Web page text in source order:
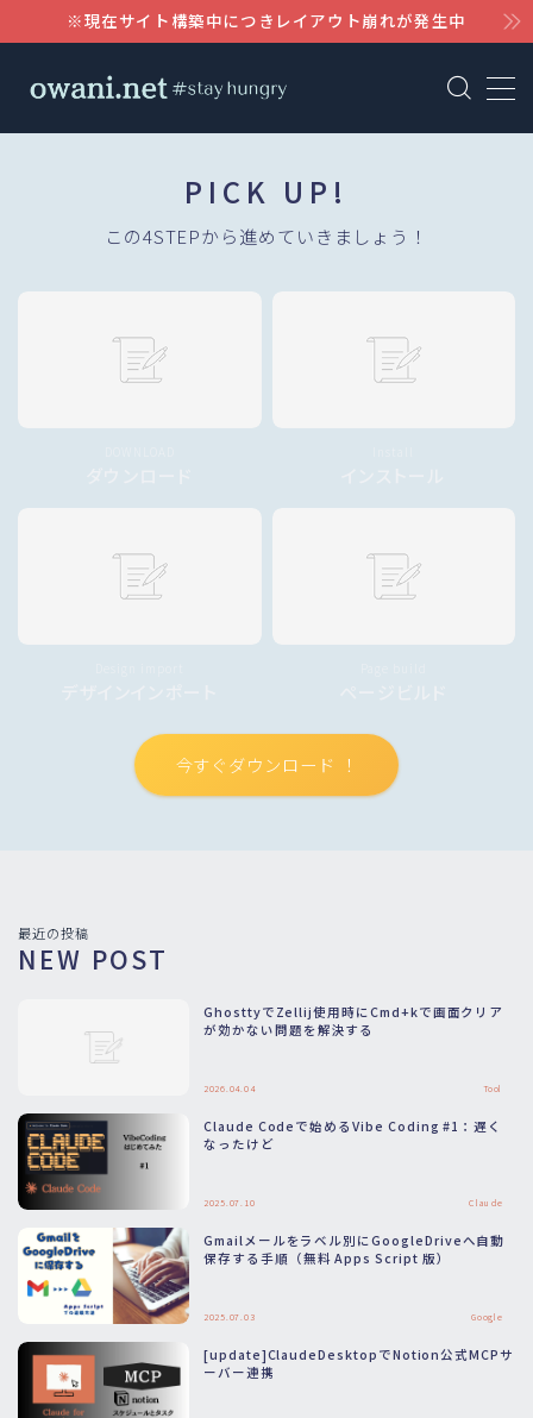
※現在サイト構築中につきレイアウト崩れが発生中
MENU
WordPress
PICK UP!
この4STEPから進めていきましょう！
今すぐダウンロード ！
最近の投稿
NEW POST
GhosttyでZellij使用時にCmd+kで画面クリア
が効かない問題を解決する
2026.04.04 Tool
Claude Codeで始めるVibe Coding #1：遅く
なったけど
2025.07.10 Claude
Gmailメールをラベル別にGoogleDriveへ自動
保存する手順（無料 Apps Script 版）
2025.07.03 Google
[update]ClaudeDesktopでNotion公式MCPサ
ーバー連携